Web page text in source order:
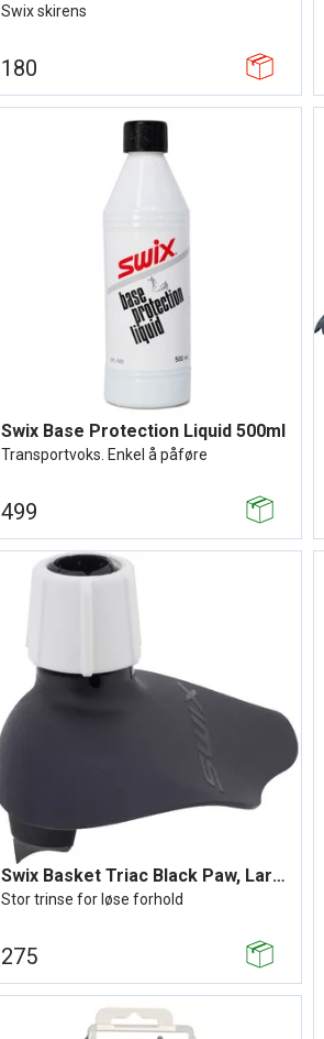
Swix skirens
180
Swix Base Protection Liquid 500ml
Transportvoks. Enkel å påføre
499
Swix Basket Triac Black Paw, Large
Stor trinse for løse forhold
275